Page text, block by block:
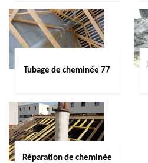
Tubage de cheminée 77
Réparation de cheminée